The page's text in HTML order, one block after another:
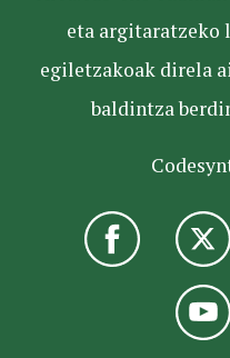
eta argitaratzeko
egiletzakoak direla
baldintza